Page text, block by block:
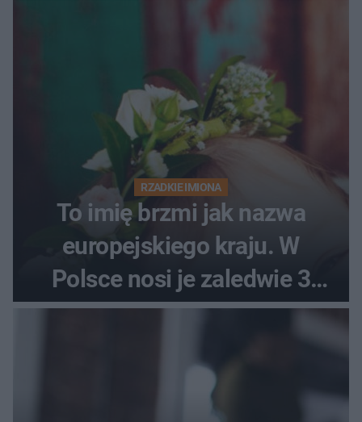
RZADKIE IMIONA
To imię brzmi jak nazwa
europejskiego kraju. W
Polsce nosi je zaledwie 3
kobiety